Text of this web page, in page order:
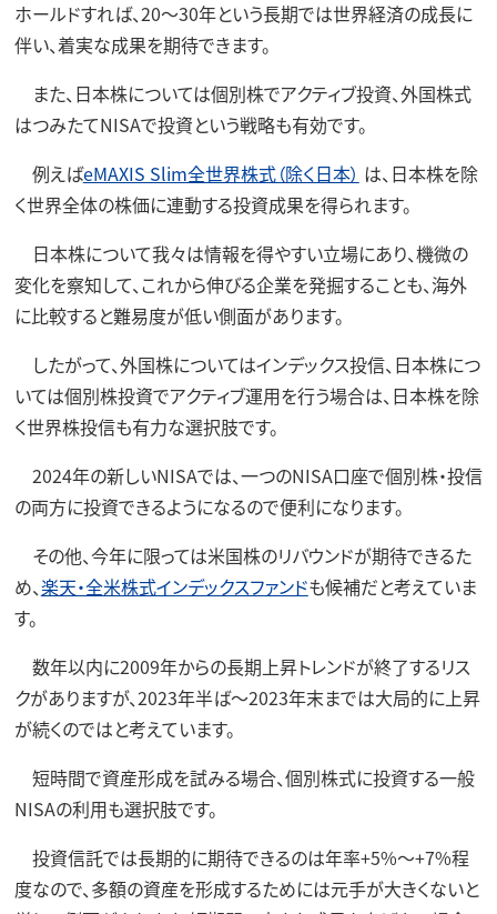
ホールドすれば、20～30年という長期では世界経済の成長に
伴い、着実な成果を期待できます。
また、日本株については個別株でアクティブ投資、外国株式
はつみたてNISAで投資という戦略も有効です。
例えばeMAXIS Slim全世界株式（除く日本） は、日本株を除
く世界全体の株価に連動する投資成果を得られます。
日本株について我々は情報を得やすい立場にあり、機微の
変化を察知して、これから伸びる企業を発掘することも、海外
に比較すると難易度が低い側面があります。
したがって、外国株についてはインデックス投信、日本株につ
いては個別株投資でアクティブ運用を行う場合は、日本株を除
く世界株投信も有力な選択肢です。
2024年の新しいNISAでは、一つのNISA口座で個別株・投信
の両方に投資できるようになるので便利になります。
その他、今年に限っては米国株のリバウンドが期待できるた
め、楽天・全米株式インデックスファンドも候補だと考えていま
す。
数年以内に2009年からの長期上昇トレンドが終了するリス
クがありますが、2023年半ば～2023年末までは大局的に上昇
が続くのではと考えています。
短時間で資産形成を試みる場合、個別株式に投資する一般
NISAの利用も選択肢です。
投資信託では長期的に期待できるのは年率+5%～+7%程
度なので、多額の資産を形成するためには元手が大きくないと